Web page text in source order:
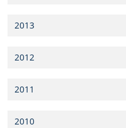
2013
2012
2011
2010